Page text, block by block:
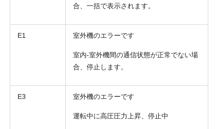
合、一括で表示されます。
E1 室外機のエラーです
室内-室外機間の通信状態が正常でない場
合、停止します。
E3 室外機のエラーです
運転中に高圧圧力上昇、停止中
折り返しのご連絡
(ご選択ください)
お電話